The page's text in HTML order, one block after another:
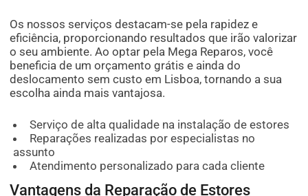
Os nossos serviços destacam-se pela rapidez e
eficiência, proporcionando resultados que irão valorizar
o seu ambiente. Ao optar pela Mega Reparos, você
beneficia de um orçamento grátis e ainda do
deslocamento sem custo em Lisboa, tornando a sua
escolha ainda mais vantajosa.
Serviço de alta qualidade na instalação de estores
Reparações realizadas por especialistas no
assunto
Atendimento personalizado para cada cliente
Vantagens da Reparação de Estores